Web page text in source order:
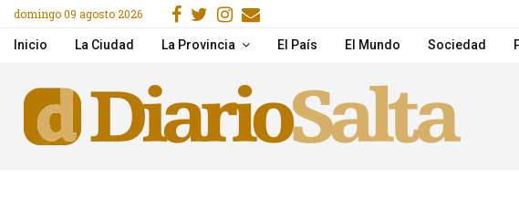
domingo 09 agosto 2026
& Mobile Access Facebook
Gorjeo
Instagram
Email
Inicio La Ciudad La Provincia El País El Mundo Sociedad